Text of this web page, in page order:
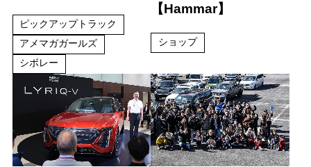
ピックアップトラック
アメマガガールズ
シボレー
【Hammar】
ショップ